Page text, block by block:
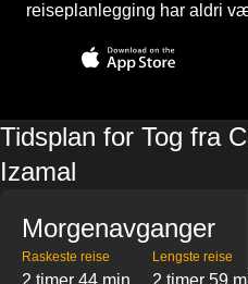
reiseplanlegging har aldri
Tidsplan for Tog fra
Izamal
Morgenavganger
Raskeste reise
2 timer 44 min
Lengste reise
2 timer 59